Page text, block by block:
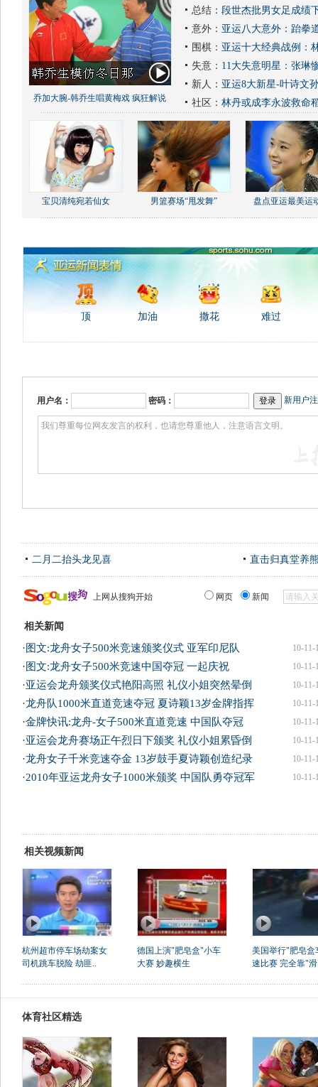
乔加大腕-韩乔生唱黄梅戏 疯狂解说
总结： 段世杰批男女足成绩
意外： 亚运八大意外：跆拳
围棋： 亚运十大经典战例：
失意： 11大失意明星：张琳
新人： 亚运8大新星-叶诗文
社区： 林丹或成李永波救命
宝贝清纯宛若仙女 男篮赛场“甩发舞” 盘点亚运最美运
顶 加油 撒花 难过
用户名： 密码： 新用户
二月二抬头龙见喜 直击归真堂养
上网从搜狗开始 网页 新闻
相关新闻
10-11-
· 图文:龙舟女子500米竞速颁奖仪式 亚军印尼队
10-11-
· 图文:龙舟女子500米竞速中国夺冠 一起庆祝
10-11-
·亚运会龙舟颁奖仪式艳阳高照 礼仪小姐突然晕倒
10-11-
·龙舟队1000米直道竞速夺冠 夏诗颖13岁金牌指挥
10-11-
·金牌快讯:龙舟-女子500米直道竞速 中国队夺冠
10-11-
·亚运会龙舟赛场正午烈日下颁奖 礼仪小姐累昏倒
10-11-
·龙舟女子千米竞速夺金 13岁鼓手夏诗颖创造纪录
10-11-
·2010年亚运龙舟女子1000米颁奖 中国队勇夺冠军
相关视频新闻
杭州超市停车场劫案女
司机跳车脱险 劫匪..
德国上演"肥皂盒"小车
大赛 妙趣横生
美国举行"肥皂盒
速比赛 完全靠"
体育社区精选